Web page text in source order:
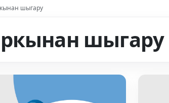
шыгару
шыгару